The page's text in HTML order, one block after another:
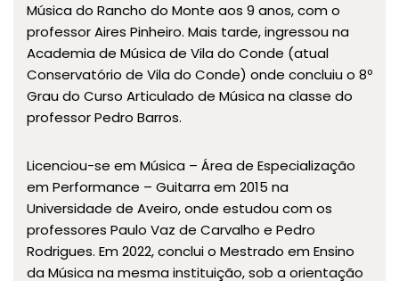
Música do Rancho do Monte aos 9 anos, com o
professor Aires Pinheiro. Mais tarde, ingressou na
Academia de Música de Vila do Conde (atual
Conservatório de Vila do Conde) onde concluiu o 8º
Grau do Curso Articulado de Música na classe do
professor Pedro Barros.
Licenciou-se em Música – Área de Especialização
em Performance – Guitarra em 2015 na
Universidade de Aveiro, onde estudou com os
professores Paulo Vaz de Carvalho e Pedro
Rodrigues. Em 2022, conclui o Mestrado em Ensino
da Música na mesma instituição, sob a orientação